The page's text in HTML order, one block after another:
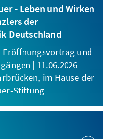
- Leben und Wirken
der
Deutschland
und
| 11.06.2026 -
im Hause der
Stiftung